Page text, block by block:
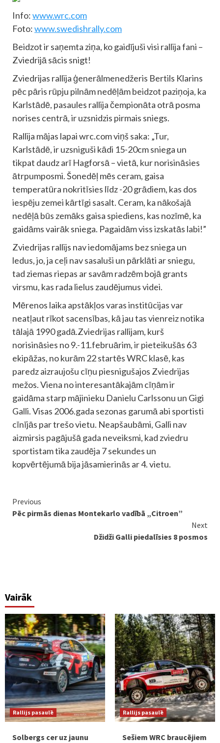
Info:www.wrc.com
Foto:www.swedishrally.com
Beidzot ir saņemta ziņa, ko gaidījuši visi rallija fani –
Zviedrijā sācis snigt!
Zviedrijas rallija ģenerālmenedžeris Bertils Klarins
pēc pāris rūpju pilnām nedēļām beidzot paziņoja, ka
Karlstādē, pasaules rallija čempionāta otrā posma
norises centrā, ir uzsnidzis pirmais sniegs.
Rallija mājas lapai wrc.com viņš saka: „Tur,
Karlstādē, ir uzsniguši kādi 15-20cm sniega un
tikpat daudz arī Hagforsā – vietā, kur norisināsies
ātrpumposmi. Šonedēļ mēs ceram, gaisa
temperatūra nokritīsies līdz -20 grādiem, kas dos
iespēju zemei kārtīgi sasalt. Ceram, ka nākošajā
nedēļā būs zemāks gaisa spiediens, kas nozīmē, ka
gaidāms vairāk sniega. Pagaidām viss izskatās labi!”
Zviedrijas rallijs nav iedomājams bez sniega un
ledus, jo, ja ceļi nav sasaluši un pārklāti ar sniegu,
tad ziemas riepas ar savām radzēm bojā grants
virsmu, kas rada lielus zaudējumus videi.
Mērenos laika apstākļos varas institūcijas var
neatļaut rīkot sacensības, kā jau tas vienreiz notika
tālajā 1990 gadā.Zviedrijas rallijam, kurš
norisināsies no 9.-11.februārim, ir pieteikušās 63
ekipāžas, no kurām 22 startēs WRC klasē, kas
paredz aizraujošu cīņu piesnigušajos Zviedrijas
mežos. Viena no interesantākajām cīņām ir
gaidāma starp mājinieku Danielu Carlssonu un Gigi
Galli. Visas 2006.gada sezonas garumā abi sportisti
cīnījās par trešo vietu. Neapšaubāmi, Galli nav
aizmirsis pagājušā gada neveiksmi, kad zviedru
sportistam tika zaudēja 7 sekundes un
kopvērtējumā bija jāsamierinās ar 4. vietu.
Continue
Reading
Previous
Pēc pirmās dienas Montekarlo vadībā „Citroen”
Next
Džidži Galli piedalīsies 8 posmos
Vairāk
Rallijs pasaulē
Solbergs cer uz jaunu
Rallijs pasaulē
Sešiem WRC braucējiem